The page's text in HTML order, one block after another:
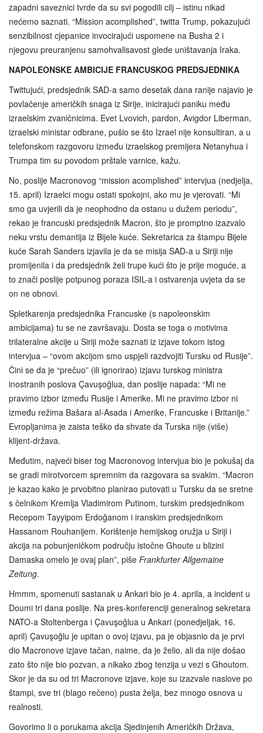
zapadni saveznici tvrde da su svi pogodili cilj – istinu nikad
nećemo saznati. “Mission acomplished”, twitta Trump, pokazujući
senzibilnost cjepanice invocirajući uspomene na Busha 2 i
njegovu preuranjenu samohvalisavost glede uništavanja Iraka.
NAPOLEONSKE AMBICIJE FRANCUSKOG PREDSJEDNIKA
Twittujući, predsjednik SAD-a samo desetak dana ranije najavio je
povlačenje američkih snaga iz Sirije, inicirajući paniku među
izraelskim zvaničnicima. Evet Lvovich, pardon, Avigdor Liberman,
izraelski ministar odbrane, pušio se što Izrael nije konsultiran, a u
telefonskom razgovoru između izraelskog premijera Netanyhua i
Trumpa tim su povodom prštale varnice, kažu.
No, poslije Macronovog “mission acomplished” intervjua (nedjelja,
15. april) Izraelci mogu ostati spokojni, ako mu je vjerovati. “Mi
smo ga uvjerili da je neophodno da ostanu u dužem periodu”,
rekao je francuski predsjednik Macron, što je promptno izazvalo
neku vrstu demantija iz Bijele kuće. Sekretarica za štampu Bijele
kuće Sarah Sanders izjavila je da se misija SAD-a u Siriji nije
promijenila i da predsjednik želi trupe kući što je prije moguće, a
to znači poslije potpunog poraza ISIL-a i ostvarenja uvjeta da se
on ne obnovi.
Spletkarenja predsjednika Francuske (s napoleonskim
ambicijama) tu se ne završavaju. Dosta se toga o motivima
trilateralne akcije u Siriji može saznati iz izjave tokom istog
intervjua – “ovom akcijom smo uspjeli razdvojiti Tursku od Rusije”.
Čini se da je “prečuo” (ili ignorirao) izjavu turskog ministra
inostranih poslova Çavuşoğlua, dan poslije napada: “Mi ne
pravimo izbor između Rusije i Amerike. Mi ne pravimo izbor ni
između režima Bašara al-Asada i Amerike, Francuske i Britanije.”
Evropljanima je zaista teško da shvate da Turska nije (više)
klijent-država.
Međutim, najveći biser tog Macronovog intervjua bio je pokušaj da
se gradi mirotvorcem spremnim da razgovara sa svakim. “Macron
je kazao kako je prvobitno planirao putovati u Tursku da se sretne
s čelnikom Kremlja Vladimirom Putinom, turskim predsjednikom
Recepom Tayyipom Erdoğanom i iranskim predsjednikom
Hassanom Rouhanijem. Korištenje hemijskog oružja u Siriji i
akcija na pobunjeničkom području istočne Ghoute u blizini
Damaska omelo je ovaj plan”, piše Frankfurter Allgemaine
Zeitung.
Hmmm, spomenuti sastanak u Ankari bio je 4. aprila, a incident u
Doumi tri dana poslije. Na pres‑konferenciji generalnog sekretara
NATO-a Stoltenberga i Çavuşoğlua u Ankari (ponedjeljak, 16.
april) Çavuşoğlu je upitan o ovoj izjavu, pa je objasnio da je prvi
dio Macronove izjave tačan, naime, da je želio, ali da nije došao
zato što nije bio pozvan, a nikako zbog tenzija u vezi s Ghoutom.
Skor je da su od tri Macronove izjave, koje su izazvale naslove po
štampi, sve tri (blago rečeno) pusta želja, bez mnogo osnova u
realnosti.
Govorimo li o porukama akcija Sjedinjenih Američkih Država,